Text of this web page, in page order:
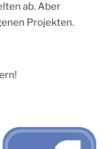
ab. Aber
Projekten.